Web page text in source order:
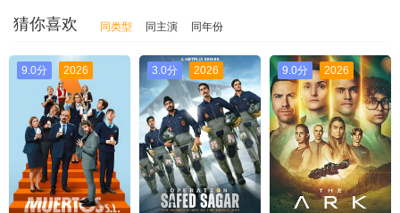
猜你喜欢 同类型 同主演 同年份
9.0分 2026 3.0分 2026 9.0分 2026